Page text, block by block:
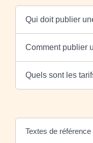
Qui doit publier
Comment publier
Quels sont les
Textes de référence